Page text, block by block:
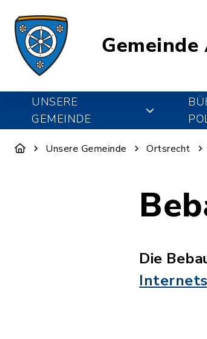
UNSERE
GEMEINDE
Unsere Gemeinde Ortsrecht
Die